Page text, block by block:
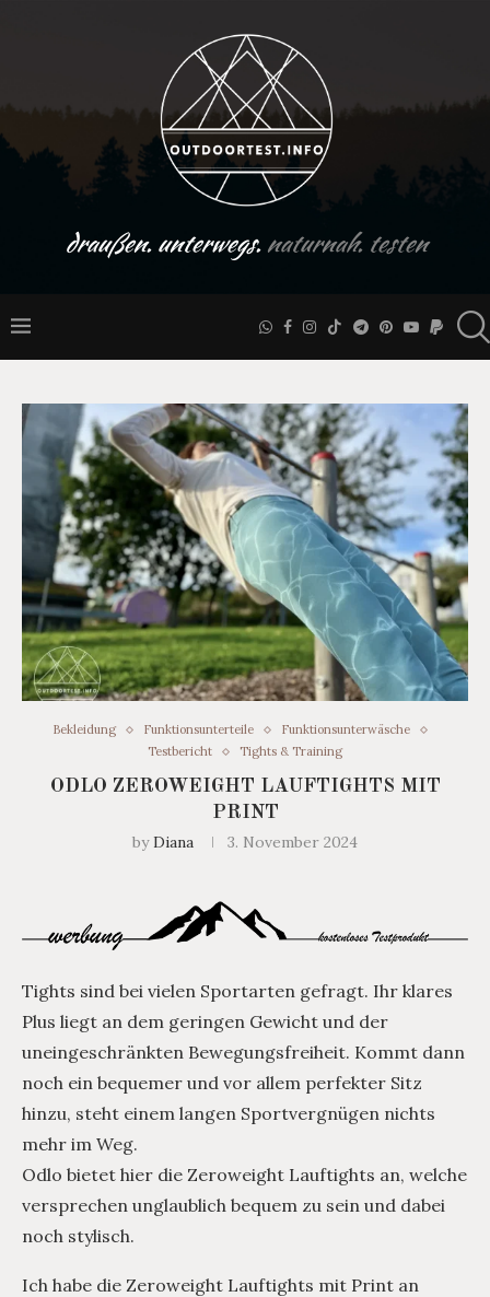
draußen. unterwegs.naturnah. testen
Bekleidung Funktionsunterteile
Funktionsunterwäsche
Testbericht
Tights & Training
ODLO ZEROWEIGHT LAUFTIGHTS MIT
PRINT
byDiana 3. November 2024
Tights sind bei vielen Sportarten gefragt. Ihr klares
Plus liegt an dem geringen Gewicht und der
uneingeschränkten Bewegungsfreiheit. Kommt dann
noch ein bequemer und vor allem perfekter Sitz
hinzu, steht einem langen Sportvergnügen nichts
mehr im Weg.
Odlo bietet hier die Zeroweight Lauftights an, welche
versprechen unglaublich bequem zu sein und dabei
noch stylisch.
Ich habe die Zeroweight Lauftights mit Print an